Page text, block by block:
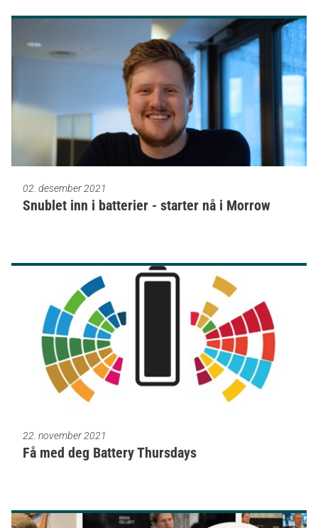
02. desember 2021
Snublet inn i batterier - starter nå i Morrow
22. november 2021
Få med deg Battery Thursdays